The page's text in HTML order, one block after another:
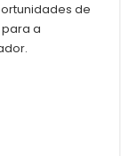
de
a